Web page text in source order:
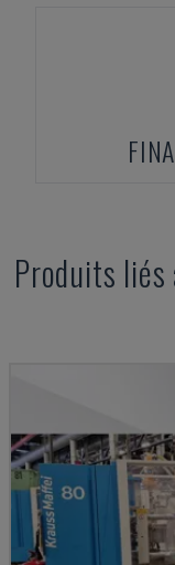
Produits liés